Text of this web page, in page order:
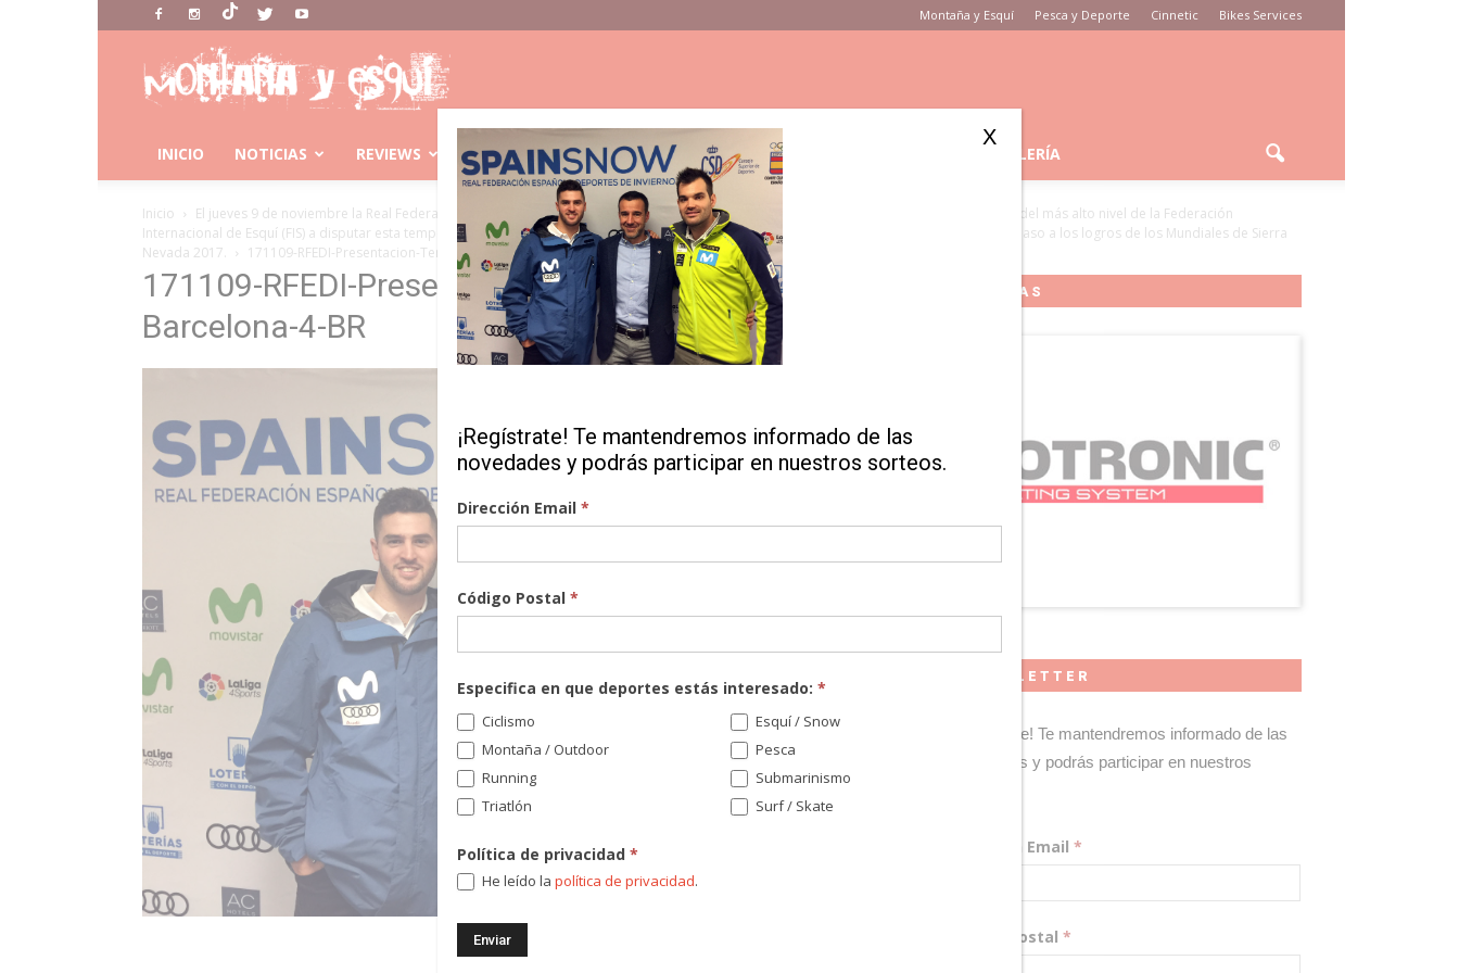
Montaña y Esquí Pesca y Deporte Cinnetic Bikes Services
Y
Esqui
INICIO NOTICIAS REVIEWS CONSEJOS PRODUCTOS MARCAS GALERÍA
Inicio
El jueves 9 de noviembre la Real Federación Española Deportes de Invierno presentó, en el Espai Provença de Barcelona, las pruebas del más alto nivel de la Federación
Internacional de Esquí (FIS) a disputar esta temporada en las estaciones de Baqueira Beret y La Molina (Grup FGC). También se ha hecho un repaso a los logros de los Mundiales de Sierra
Nevada 2017.
171109-RFEDI-Presentacion-Temporada-17-18-Barcelona-4-BR
171109-RFEDI-Presentacion-Temporada-17-18-
Barcelona-4-BR
MARCAS
NEWSLETTER
¡Regístrate! Te mantendremos informado de las
novedades y podrás participar en nuestros
Dirección Email *
Código Postal *
¡Regístrate! Te mantendremos informado de las
novedades y podrás participar en nuestros sorteos.
Dirección Email*
Código Postal*
Especifica en que deportes estás interesado:*
Ciclismo
Esquí / Snow
Montaña / Outdoor
Pesca
Running
Submarinismo
Triatlón
Surf / Skate
Política de privacidad*
He leído lapolítica de privacidad.
X